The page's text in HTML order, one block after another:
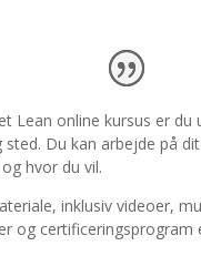
Lean online kursus er
sted. Du kan arbejde på
hvor du vil.
inklusiv videoer,
og certificeringsprogram